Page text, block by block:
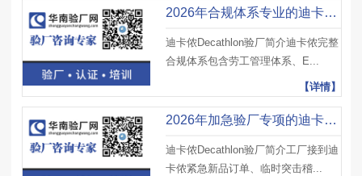
2026年合规体系专业的迪卡侬Decathlon验厂辅导公司实力大盘点
迪卡侬Decathlon验厂简介迪卡侬完整
合规体系包含劳工管理体系、E...
【详情】
2026年加急验厂专项的迪卡侬Decathlon验厂辅导公司精选排行榜
迪卡侬Decathlon验厂简介工厂接到迪
卡侬紧急新品订单、临时突击稽...